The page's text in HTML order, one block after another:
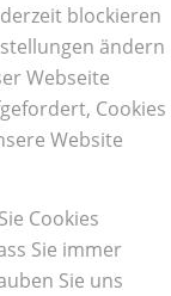
blockieren
ändern
Webseite
Cookies
Website
Cookies
Sie immer
Sie uns